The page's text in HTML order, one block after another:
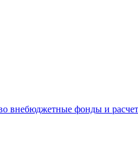
внебюджетные фонды и